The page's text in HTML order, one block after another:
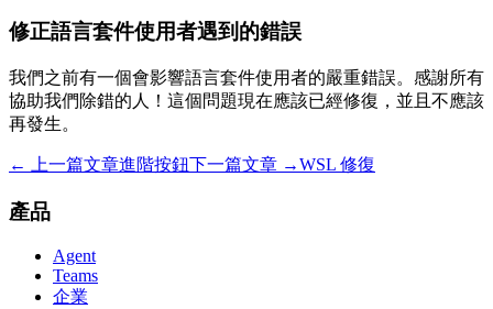
修正語言套件使用者遇到的錯誤
我們之前有一個會影響語言套件使用者的嚴重錯誤。感謝所有
協助我們除錯的人！這個問題現在應該已經修復，並且不應該
再發生。
← 上一篇文章進階按鈕下一篇文章 →WSL 修復
產品
Agent
Teams
企業